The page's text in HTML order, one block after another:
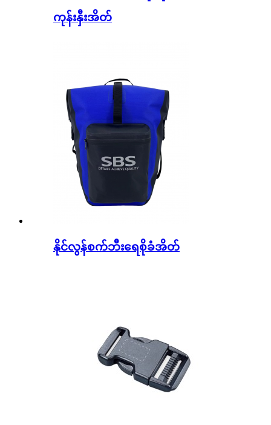
ကုန်းနှီးအိတ်
နိုင်လွန်စက်ဘီးရေစိုခံအိတ်